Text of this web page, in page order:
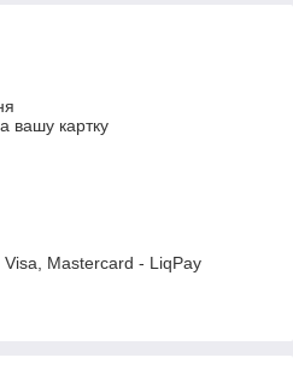
вашу картку
Mastercard - LiqPay